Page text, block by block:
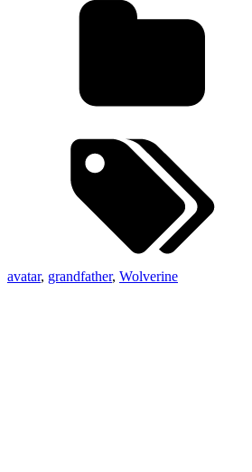
avatar, grandfather, Wolverine